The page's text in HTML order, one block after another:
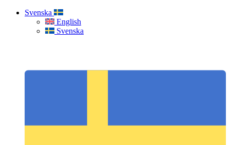
Svenska
English
Svenska